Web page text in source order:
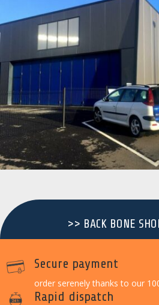
>> BACK BONE
Secure payment
order serenely thanks to our
Rapid dispatch